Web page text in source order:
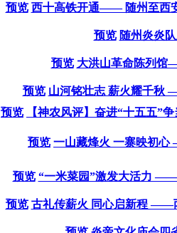
预览 西十高铁开通—— 随州至西
预览 随州炎炎
预览 大洪山革命陈列馆
预览 山河铭壮志 薪火耀千秋
预览
【神农风评】奋进“十五五”
预览 一山藏烽火 一寨映初
预览 “一米菜园”激发大活力
预览 古礼传薪火 同心启新程 ——